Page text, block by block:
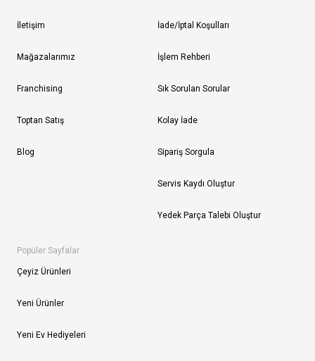
İletişim
Mağazalarımız
Franchising
Toptan Satış
Blog
İade/İptal Koşulları
İşlem Rehberi
Sık Sorulan Sorular
Kolay İade
Sipariş Sorgula
Servis Kaydı Oluştur
Yedek Parça Talebi Oluştur
Popüler Sayfalar
Çeyiz Ürünleri
Yeni Ürünler
Yeni Ev Hediyeleri